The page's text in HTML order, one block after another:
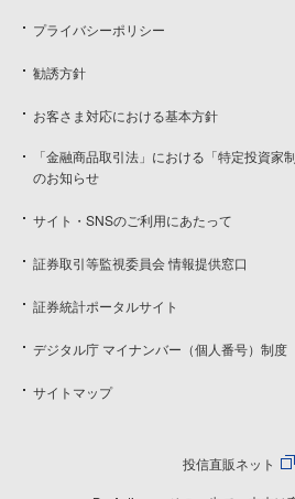
プライバシーポリシー
勧誘方針
お客さま対応における基本方針
「金融商品取引法」における「特定投資家
のお知らせ
サイト・SNSのご利用にあたって
証券取引等監視委員会 情報提供窓口
証券統計ポータルサイト
デジタル庁 マイナンバー（個人番号）制度
サイトマップ
投信直販ネット